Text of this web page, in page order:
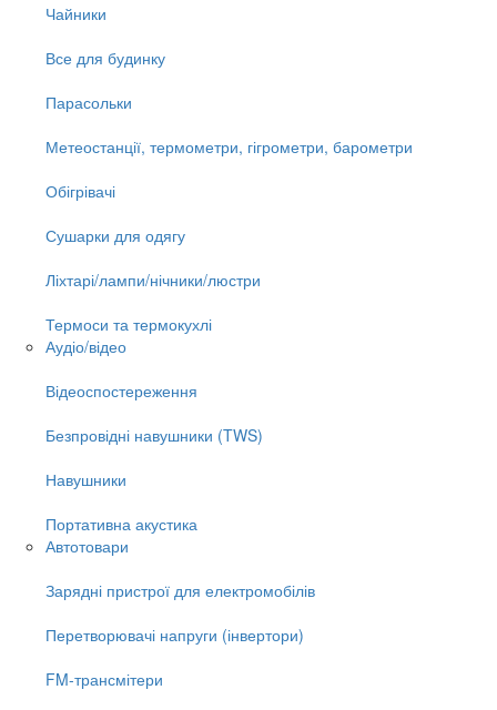
Чайники
Все для будинку
Парасольки
Метеостанції, термометри, гігрометри, барометри
Обігрівачі
Сушарки для одягу
Ліхтарі/лампи/нічники/люстри
Термоси та термокухлі
Аудіо/відео
Відеоспостереження
Безпровідні навушники (TWS)
Навушники
Портативна акустика
Автотовари
Зарядні пристрої для електромобілів
Перетворювачі напруги (інвертори)
FM-трансмітери